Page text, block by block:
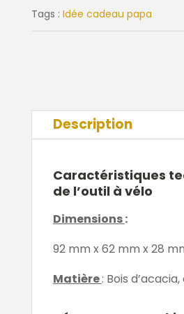
multi
tool
Tags : Idée cadeau papa
Description
Caractéristiques
de l’outil à vélo
Dimensions:
92 mm x 62 mm x 28
Matière: Bois